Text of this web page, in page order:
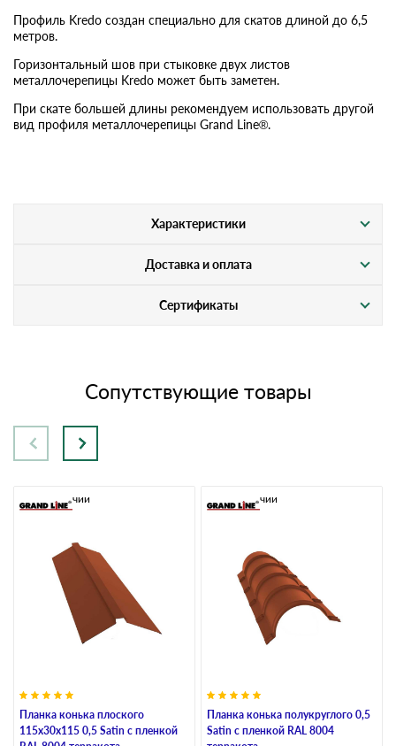
Профиль Kredo создан специально для скатов длиной до 6,5
метров.
Горизонтальный шов при стыковке двух листов
металлочерепицы Kredo может быть заметен.
При скате большей длины рекомендуем использовать другой
вид профиля металлочерепицы Grand Line®.
Характеристики
Доставка и оплата
Сертификаты
Сопутствующие товары
Планка конька плоского
115х30х115 0,5 Satin с пленкой
В наличии
Планка конька полукруглого 0,5
Satin с пленкой RAL 8004
В наличии